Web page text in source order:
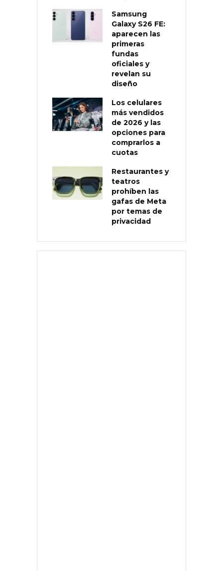
Samsung
Galaxy S26 FE:
aparecen las
primeras
fundas
oficiales y
revelan su
diseño
Los celulares
más vendidos
de 2026 y las
opciones para
comprarlos a
cuotas
Restaurantes y
teatros
prohíben las
gafas de Meta
por temas de
privacidad